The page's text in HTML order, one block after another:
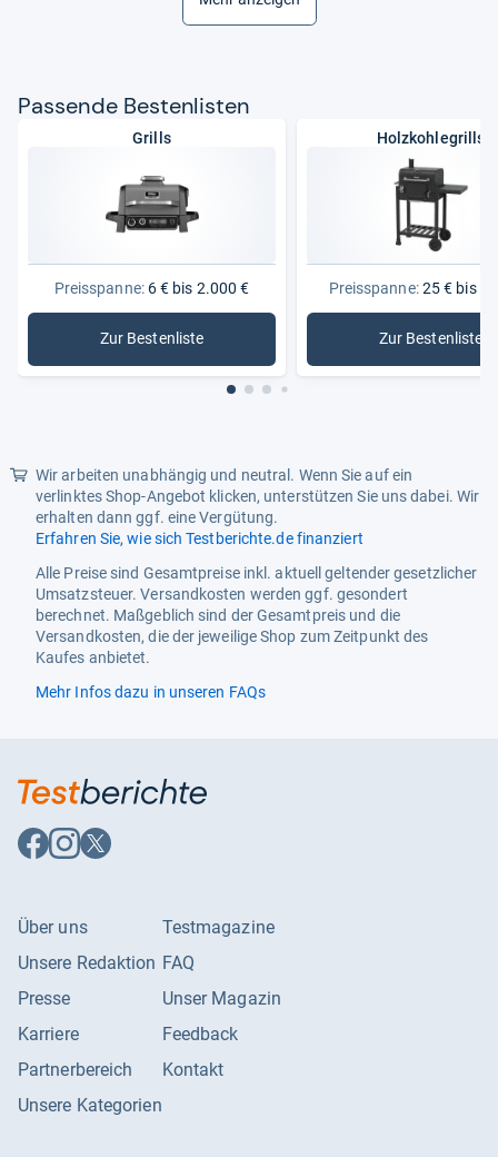
Modell
Set enthält
Pizzaofen, Keramik Pizzastein,
Verchromter Rost
Stromquelle
Tiefe 49
Pas­sende Bes­ten­lis­ten
Grills
Preisspanne:6 € bis 2.000 €
Zur Bestenliste
: Grills
Holzkohlegrills
Preisspanne:25 € bis
Zur Bestenliste
:
Wir arbeiten unabhängig und neutral. Wenn Sie auf ein
verlinktes Shop-Angebot klicken, unterstützen Sie uns dabei. Wir
erhalten dann ggf. eine Vergütung.
Erfahren Sie, wie sich Testberichte.de finanziert
Alle Preise sind Gesamtpreise inkl. aktuell geltender gesetzlicher
Umsatzsteuer. Versandkosten werden ggf. gesondert
berechnet. Maßgeblich sind der Gesamtpreis und die
Versandkosten, die der jeweilige Shop zum Zeitpunkt des
Kaufes anbietet.
Mehr Infos dazu in unseren FAQs
Auf
Facebook
Auf
Instagram
Auf
X
Über uns
Unsere Redaktion
Presse
Karriere
Partnerbereich
Unsere Kategorien
Testmagazine
FAQ
Unser Magazin
Feedback
Kontakt